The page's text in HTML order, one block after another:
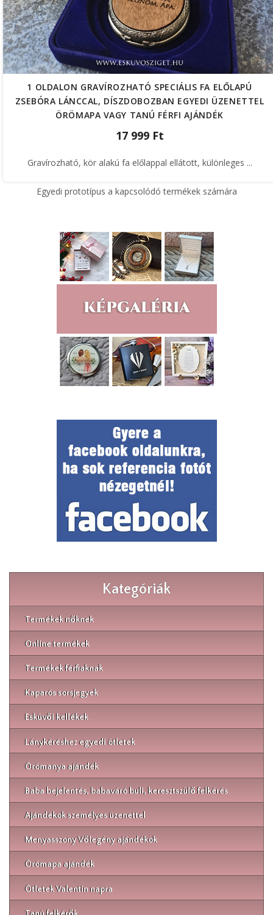
1 OLDALON GRAVÍROZHATÓ SPECIÁLIS FA ELŐLAPÚ
ZSEBÓRA LÁNCCAL, DÍSZDOBOZBAN EGYEDI ÜZENETTEL
ÖRÖMAPA VAGY TANÚ FÉRFI AJÁNDÉK
17 999 Ft
Gravírozható, kör alakú fa előlappal ellátott, különleges ...
Egyedi prototípus a kapcsolódó termékek számára
Kategóriák
Termékek nőknek
Online termékek
Termékek férfiaknak
Kaparós sorsjegyek
Esküvői kellékek
Lánykéréshez egyedi ötletek
Örömanya ajándék
Baba bejelentés, babaváró buli, keresztszülő felkérés
Ajándékok személyes üzenettel
Menyasszony Vőlegény ajándékok
Örömapa ajándék
Ötletek Valentin napra